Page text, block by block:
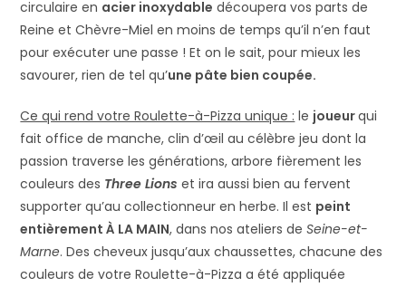
circulaire en acier inoxydable découpera vos parts de
Reine et Chèvre-Miel en moins de temps qu’il n’en faut
pour exécuter une passe ! Et on le sait, pour mieux les
savourer, rien de tel qu’une pâte bien coupée.
Ce qui rend votre Roulette-à-Pizza unique : le joueurqui
fait office de manche, clin d’œil au célèbre jeu dont la
passion traverse les générations, arbore fièrement les
couleurs des Three Lions et ira aussi bien au fervent
supporter qu’au collectionneur en herbe. Il est peint
entièrement À LA MAIN, dans nos ateliers deSeine-et-
Marne. Des cheveux jusqu’aux chaussettes, chacune des
couleurs de votre Roulette-à-Pizza a été appliquée